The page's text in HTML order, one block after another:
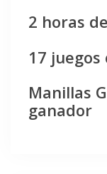
2 horas
17
Manillas
ganador